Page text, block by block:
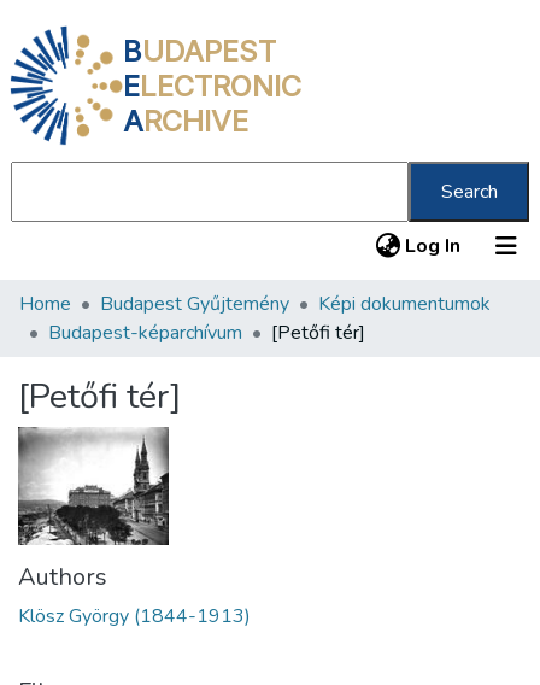
BUDAPEST
ELECTRONIC
ARCHIVE
Search
Log In (current)
Communities & Collections
Statistics
About us
Home Budapest Gyűjtemény
Képi dokumentumok
Budapest-képarchívum
[Petőfi tér]
[Petőfi tér]
Authors
Klösz György (1844-1913)